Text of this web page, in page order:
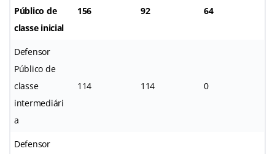
Público de
classe inicial
156 92 64
Defensor
Público de
classe
intermediári
a
114 114 0
Defensor